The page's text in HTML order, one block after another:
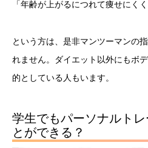
「年齢が上がるにつれて痩せにくく
という方は、是非マンツーマンの
れません。ダイエット以外にもボ
的としている人もいます。
学生でもパーソナルト
とができる？